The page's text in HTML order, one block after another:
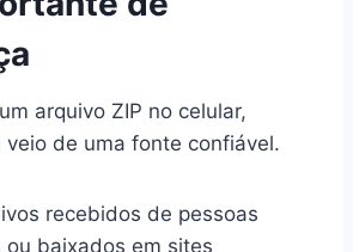
arquivo ZIP no celular,
veio de uma fonte confiável.
recebidos de pessoas
ou baixados em sites